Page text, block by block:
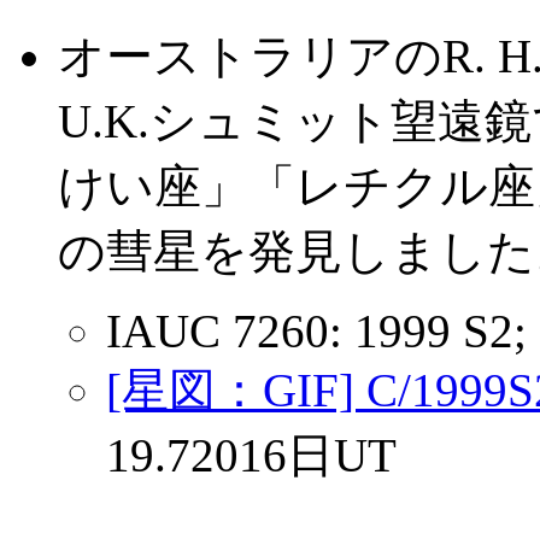
オーストラリアのR.
U.K.シュミット望遠
けい座」「レチクル
の彗星を発見しました
IAUC 7260: 1999
[星図：GIF] C/
19.72016日UT